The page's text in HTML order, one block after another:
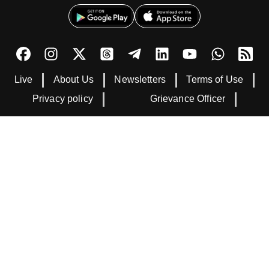
Live About Us Newsletters
Terms of Use
Privacy policy
Grievance Officer